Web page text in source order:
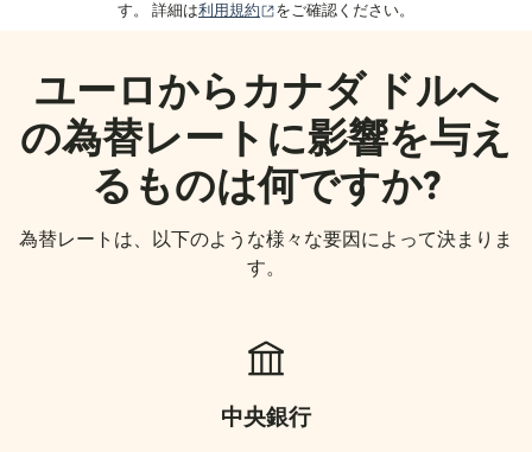
す。 詳細は利用規約 （別ウィンドウで開きます）
をご確認ください。
ユーロからカナダ ドルへ
の為替レートに影響を与え
るものは何ですか?
為替レートは、以下のような様々な要因によって決まりま
す。
中央銀行